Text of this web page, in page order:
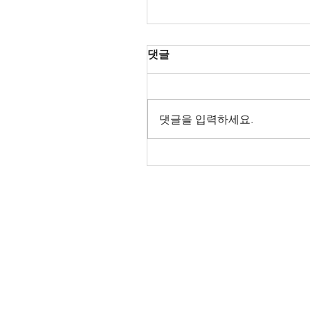
Oper Leipzig 2026/27
댓글
댓글을 입력하세요.